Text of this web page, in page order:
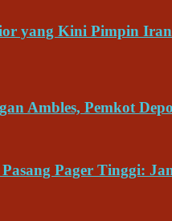
yang Kini Pimpin Iran
Ambles, Pemkot
Pager Tinggi: